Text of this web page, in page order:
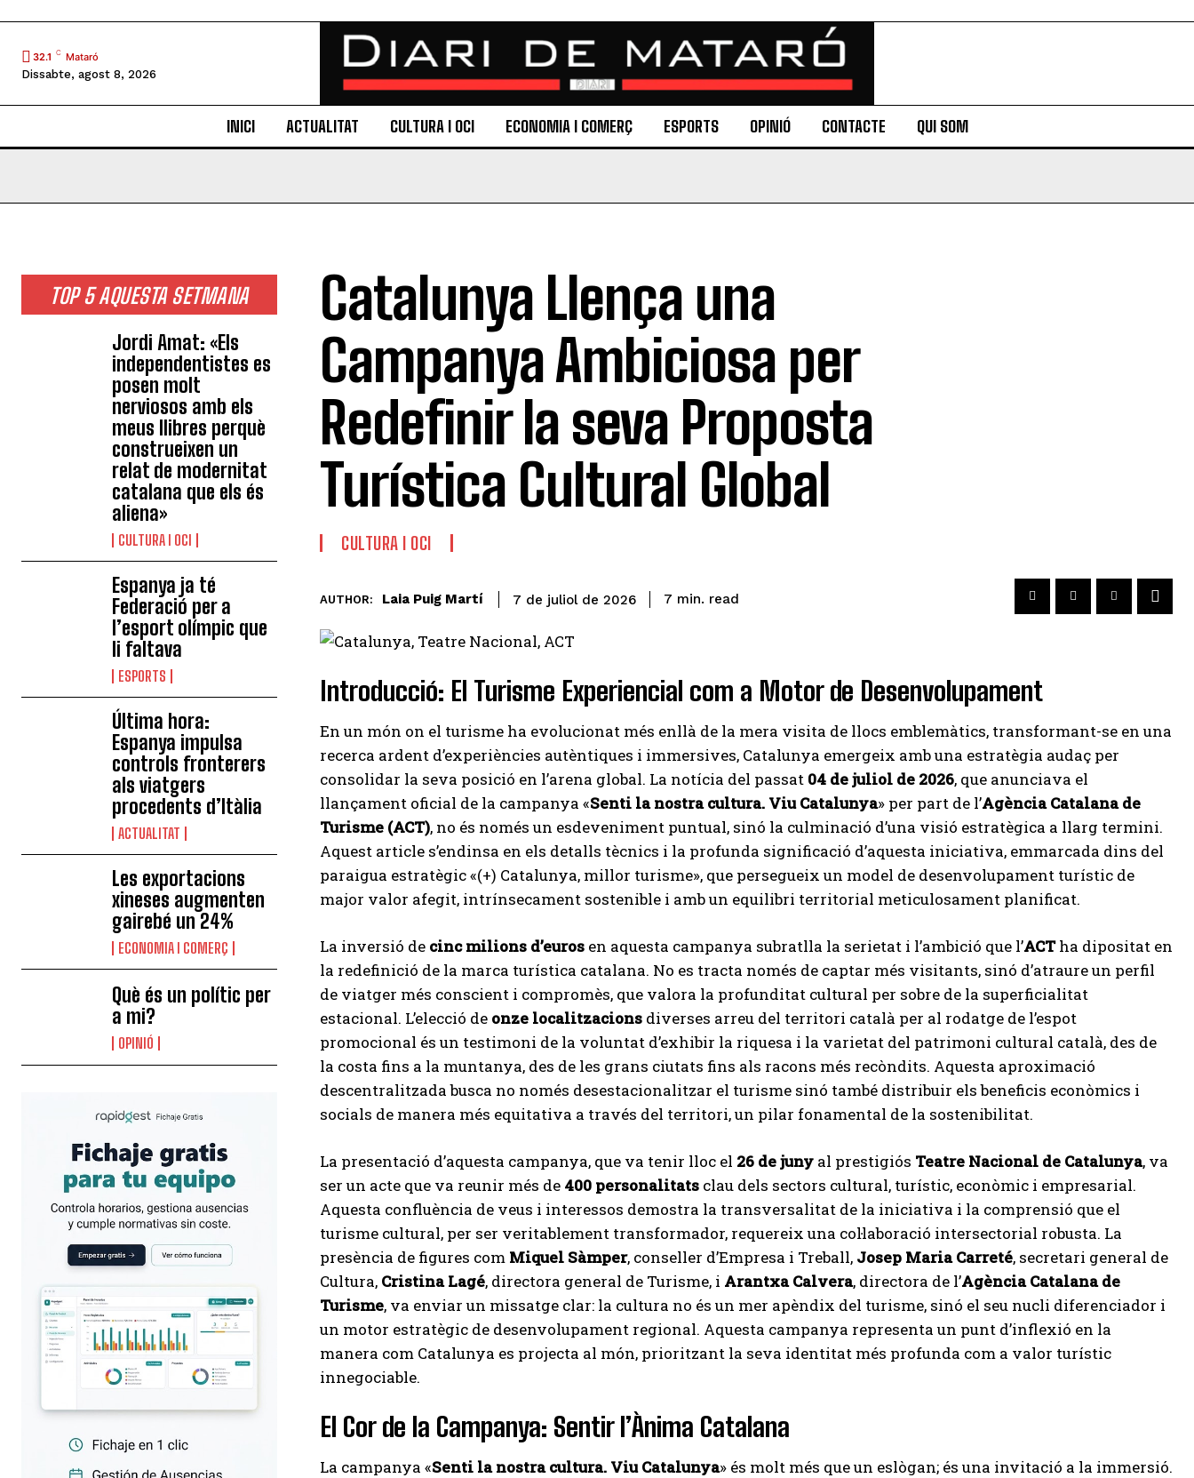
32.1 C Mataró
Dissabte, agost 8, 2026
INICI ACTUALITAT CULTURA I OCI ECONOMIA I COMERÇ ESPORTS OPINIÓ CONTACTE QUI SOM
TOP 5 AQUESTA SETMANA
Jordi Amat: «Els
independentistes es
posen molt
nerviosos amb els
meus llibres perquè
construeixen un
relat de modernitat
catalana que els és
aliena»
CULTURA I OCI
Espanya ja té
Federació per a
l’esport olímpic que
li faltava
ESPORTS
Última hora:
Espanya impulsa
controls fronterers
als viatgers
procedents d’Itàlia
ACTUALITAT
Les exportacions
xineses augmenten
gairebé un 24%
ECONOMIA I COMERÇ
Què és un polític per
a mi?
OPINIÓ
Catalunya Llença una
Campanya Ambiciosa per
Redefinir la seva Proposta
Turística Cultural Global
CULTURA I OCI
AUTHOR: Laia Puig Martí 7 de juliol de 2026 7 min. read
Introducció: El Turisme Experiencial com a Motor de Desenvolupament
En un món on el turisme ha evolucionat més enllà de la mera visita de llocs emblemàtics, transformant-se en una
recerca ardent d’experiències autèntiques i immersives, Catalunya emergeix amb una estratègia audaç per
consolidar la seva posició en l’arena global. La notícia del passat 04 de juliol de 2026, que anunciava el
llançament oficial de la campanya «Senti la nostra cultura. Viu Catalunya» per part de l’Agència Catalana de
Turisme (ACT), no és només un esdeveniment puntual, sinó la culminació d’una visió estratègica a llarg termini.
Aquest article s’endinsa en els detalls tècnics i la profunda significació d’aquesta iniciativa, emmarcada dins del
paraigua estratègic «(+) Catalunya, millor turisme», que persegueix un model de desenvolupament turístic de
major valor afegit, intrínsecament sostenible i amb un equilibri territorial meticulosament planificat.
La inversió de cinc milions d’euros en aquesta campanya subratlla la serietat i l’ambició que l’ACTha dipositat en
la redefinició de la marca turística catalana. No es tracta només de captar més visitants, sinó d’atraure un perfil
de viatger més conscient i compromès, que valora la profunditat cultural per sobre de la superficialitat
estacional. L’elecció de onze localitzacions diverses arreu del territori català per al rodatge de l’espot
promocional és un testimoni de la voluntat d’exhibir la riquesa i la varietat del patrimoni cultural català, des de
la costa fins a la muntanya, des de les grans ciutats fins als racons més recòndits. Aquesta aproximació
descentralitzada busca no només desestacionalitzar el turisme sinó també distribuir els beneficis econòmics i
socials de manera més equitativa a través del territori, un pilar fonamental de la sostenibilitat.
La presentació d’aquesta campanya, que va tenir lloc el 26 de juny al prestigiós Teatre Nacional de Catalunya, va
ser un acte que va reunir més de 400 personalitats clau dels sectors cultural, turístic, econòmic i empresarial.
Aquesta confluència de veus i interessos demostra la transversalitat de la iniciativa i la comprensió que el
turisme cultural, per ser veritablement transformador, requereix una col·laboració intersectorial robusta. La
presència de figures com Miquel Sàmper, conseller d’Empresa i Treball, Josep Maria Carreté, secretari general de
Cultura, Cristina Lagé, directora general de Turisme, i Arantxa Calvera, directora de l’Agència Catalana de
Turisme, va enviar un missatge clar: la cultura no és un mer apèndix del turisme, sinó el seu nucli diferenciador i
un motor estratègic de desenvolupament regional. Aquesta campanya representa un punt d’inflexió en la
manera com Catalunya es projecta al món, prioritzant la seva identitat més profunda com a valor turístic
innegociable.
El Cor de la Campanya: Sentir l’Ànima Catalana
La campanya «Senti la nostra cultura. Viu Catalunya» és molt més que un eslògan; és una invitació a la immersió.